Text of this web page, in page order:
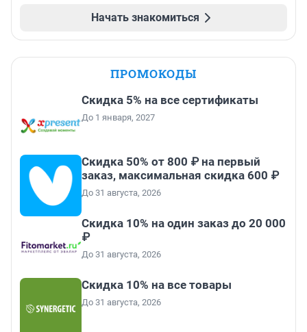
Начать знакомиться
ПРОМОКОДЫ
Скидка 5% на все сертификаты
До 1 января, 2027
Скидка 50% от 800 ₽ на первый
заказ, максимальная скидка 600 ₽
До 31 августа, 2026
Скидка 10% на один заказ до 20 000
₽
До 31 августа, 2026
Скидка 10% на все товары
До 31 августа, 2026